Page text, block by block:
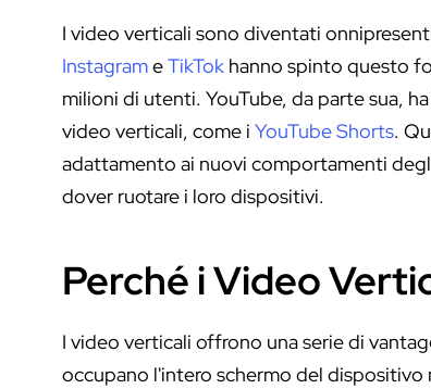
I video verticali sono diventati
InstagrameTikTok hanno spinto questo
milioni di utenti. YouTube, da parte sua,
video verticali, come i YouTube Shorts.
adattamento ai nuovi comportamenti
dover ruotare i loro dispositivi.
Perché i Video
I video verticali offrono una serie di
occupano l'intero schermo del